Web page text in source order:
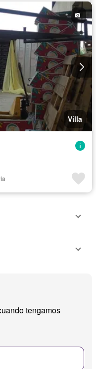
Villa
tengamos